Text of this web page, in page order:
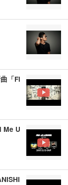
「Fi
Me U